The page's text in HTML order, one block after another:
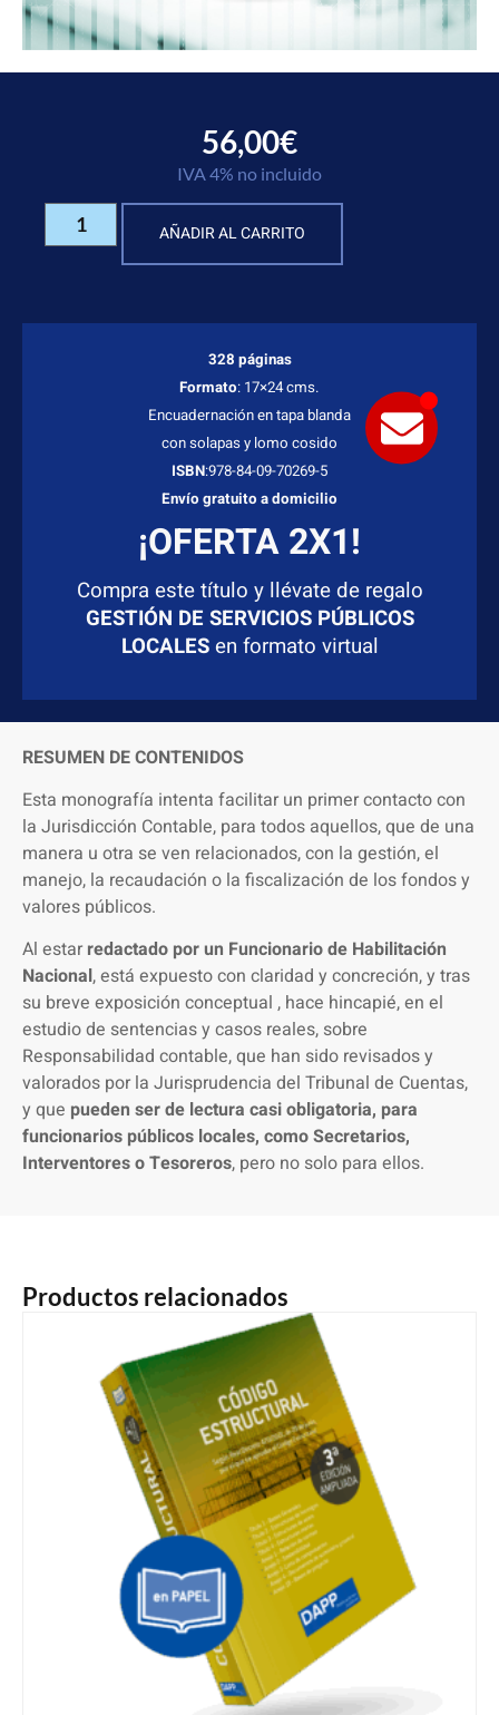
56,00€
IVA 4% no incluido
AÑADIR AL CARRITO
328 páginas
Formato: 17×24 cms.
Encuadernación en tapa blanda
con solapas y lomo cosido
ISBN:978-84-09-70269-5
Envío gratuito a domicilio
¡OFERTA 2X1!
Compra este título y llévate de regalo
GESTIÓN DE SERVICIOS PÚBLICOS
LOCALESen formato virtual
RESUMEN DE CONTENIDOS
Esta monografía intenta facilitar un primer contacto con
la Jurisdicción Contable, para todos aquellos, que de una
manera u otra se ven relacionados, con la gestión, el
manejo, la recaudación o la fiscalización de los fondos y
valores públicos.
Al estar redactado por un Funcionario de Habilitación
Nacional, está expuesto con claridad y concreción, y tras
su breve exposición conceptual , hace hincapié, en el
estudio de sentencias y casos reales, sobre
Responsabilidad contable, que han sido revisados y
valorados por la Jurisprudencia del Tribunal de Cuentas,
y que pueden ser de lectura casi obligatoria, para
funcionarios públicos locales, como Secretarios,
Interventores o Tesoreros, pero no solo para ellos.
Productos relacionados